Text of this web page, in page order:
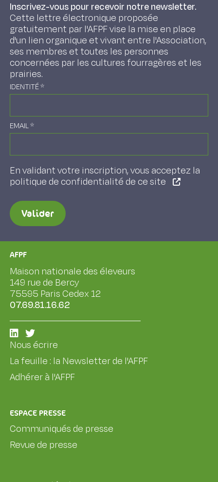
Inscrivez-vous pour recevoir notre newsletter.
Cette lettre électronique proposée
gratuitement par l'AFPF vise la mise en place
d'un lien organique et vivant entre l'Association,
ses membres et toutes les personnes
concernées par les cultures fourragères et les
prairies.
IDENTITÉ*
EMAIL*
En validant votre inscription, vous acceptez la
politique de confidentialité de ce site
Valider
AFPF
Maison nationale des éleveurs
149 rue de Bercy
75595 Paris Cedex 12
07.69.81.16.62
Nous écrire
La feuille : la Newsletter de l'AFPF
Adhérer à l'AFPF
ESPACE PRESSE
Communiqués de presse
Revue de presse